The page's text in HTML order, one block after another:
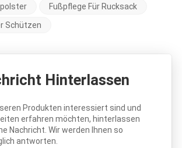
Fußpflege Für Rucksack
Schützen
Hinterlassen
Produkten interessiert sind und
erfahren möchten, hinterlassen
Nachricht. Wir werden Ihnen so
antworten.